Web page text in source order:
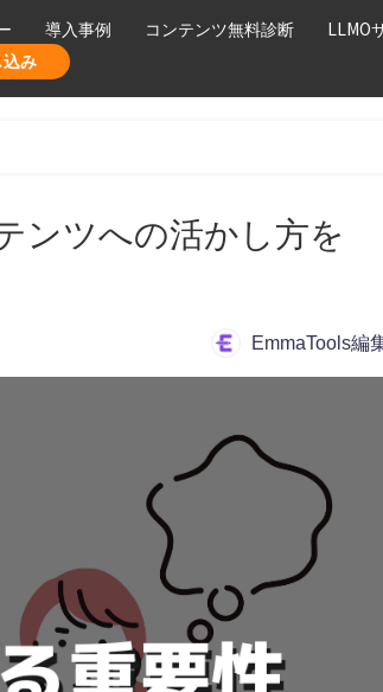
導入事例 コンテンツ無料診断
LLMO
込み
ンツへの活かし方を
EmmaTools編